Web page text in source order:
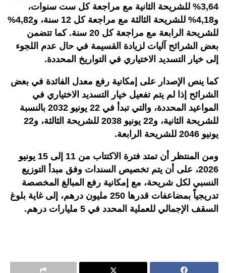
3,64% للشريحة الثانية مع مراجعة كل ست سنوات،
و4,18% للشريحة الثالثة مع مراجعة كل 12 سنة، و4,82%
للشريحة الرابعة مع مراجعة كل 20 سنة. كما تتضمن
بعض الشرائح آليات لزيادة القسيمة في حال عدم اللجوء
إلى خيار التسديد الاختياري في التواريخ المحددة.
كما ينص الإصدار على إمكانية رفع معدل الفائدة في بعض
الشرائح إذا لم يتم تفعيل خيار التسديد الاختياري في
المواعيد المحددة، والتي تبدأ في 22 يونيو 2032 بالنسبة
للشريحة الثانية، و22 يونيو 2038 للشريحة الثالثة، و22
يونيو 2046 للشريحة الرابعة.
ومن المنتظر أن تمتد فترة الاكتتاب من 11 إلى 15 يونيو
2026، على أن يتم تخصيص السندات وفق مبدأ التوزيع
النسبي لكل شريحة، مع إمكانية رفع المبالغ المخصصة
تدريجياً بمضاعفات قدرها 250 مليون درهم، إلى غاية بلوغ
السقف الإجمالي للعملية المحدد في 5 مليارات درهم
.